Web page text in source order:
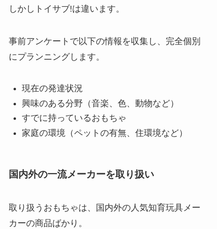
しかしトイサブ!は違います。
事前アンケートで以下の情報を収集し、完全個別
にプランニングします。
現在の発達状況
興味のある分野（音楽、色、動物など）
すでに持っているおもちゃ
家庭の環境（ペットの有無、住環境など）
国内外の一流メーカーを取り扱い
取り扱うおもちゃは、国内外の人気知育玩具メー
カーの商品ばかり。